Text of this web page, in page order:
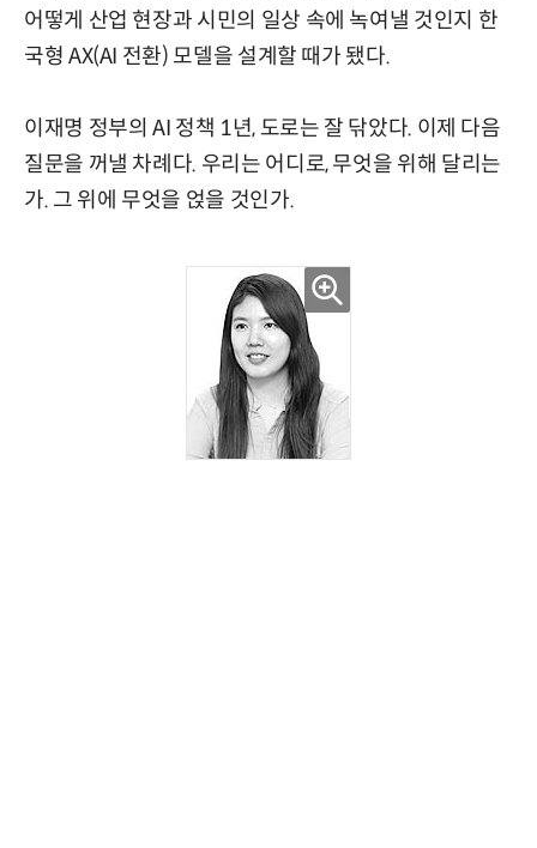
어떻게 산업 현장과 시민의 일상 속에 녹여낼 것인지 한
국형 AX(AI 전환) 모델을 설계할 때가 됐다.
이재명 정부의 AI 정책 1년, 도로는 잘 닦았다. 이제 다음
질문을 꺼낼 차례다. 우리는 어디로, 무엇을 위해 달리는
가. 그 위에 무엇을 얹을 것인가.